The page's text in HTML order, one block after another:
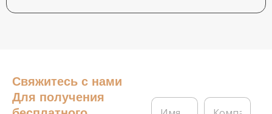
Свяжитесь с нами
Для получения
И
К